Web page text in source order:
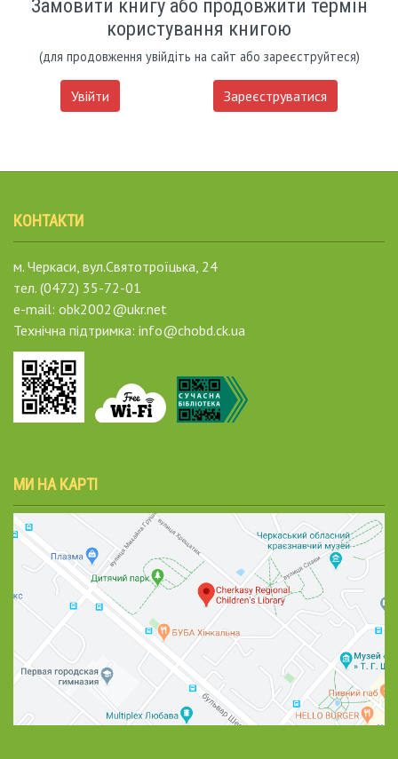
Замовити книгу або продовжити термін
користування книгою
(для продовження увійдіть на сайт або зареєструйтеся)
Увійти Зареєструватися
КОНТАКТИ
м. Черкаси, вул.Святотроїцька, 24
тел. (0472) 35-72-01
e-mail: obk2002@ukr.net
Технічна підтримка: info@chobd.ck.ua
МИ НА КАРТІ